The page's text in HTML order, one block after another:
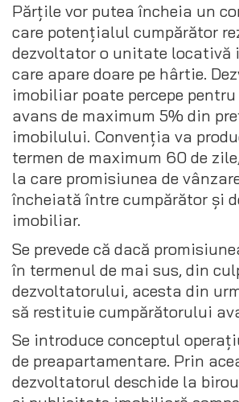
Părțile vor putea încheia un
care potențialul cumpărător
dezvoltator o unitate locativă
care apare doare pe hârtie.
imobiliar poate percepe pentru
avans de maximum 5% din
imobilului. Convenția va
termen de maximum 60 de
la care promisiunea de
încheiată între cumpărător și
imobiliar.
Se prevede că dacă
în termenul de mai sus, din
dezvoltatorului, acesta din
să restituie cumpărătorului
Se introduce conceptul
de preapartamentare. Prin
dezvoltatorul deschide la